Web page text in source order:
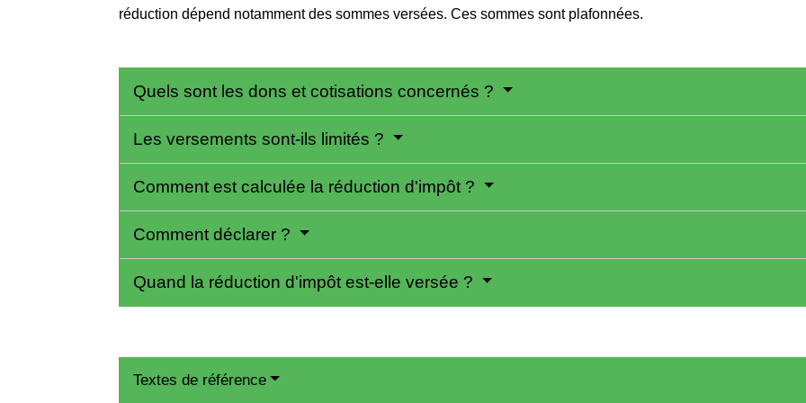
réduction dépend notamment des sommes versées. Ces sommes sont plafonnées.
Quels sont les dons et cotisations concernés ?
Les versements sont-ils limités ?
Comment est calculée la réduction d'impôt ?
Comment déclarer ?
Quand la réduction d'impôt est-elle versée ?
Textes de référence